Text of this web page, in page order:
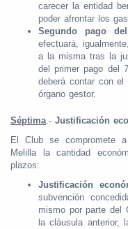
carecer la entidad
poder afrontar los
Segundo pago
efectuará,
a la misma tras la
del primer pago del
deberá contar con el
órgano gestor.
Séptima.- Justificación
El Club se compromete
Melilla la cantidad
plazos:
Justificación
subvención
mismo por parte del
la cláusula anterior,